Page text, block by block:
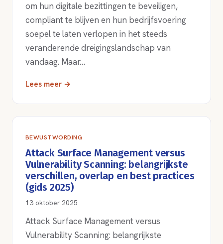
om hun digitale bezittingen te beveiligen,
compliant te blijven en hun bedrijfsvoering
soepel te laten verlopen in het steeds
veranderende dreigingslandschap van
vandaag. Maar…
Lees meer →
BEWUSTWORDING
Attack Surface Management versus
Vulnerability Scanning: belangrijkste
verschillen, overlap en best practices
(gids 2025)
13 oktober 2025
Attack Surface Management versus
Vulnerability Scanning: belangrijkste